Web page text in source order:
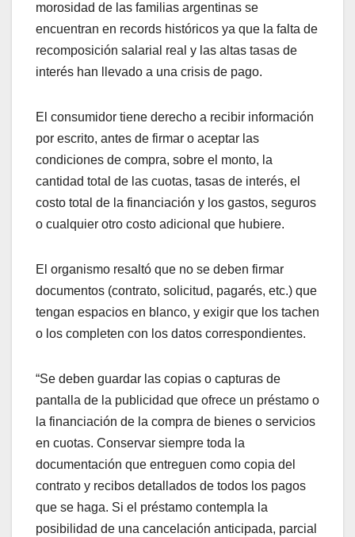
morosidad de las familias argentinas se
encuentran en records históricos ya que la falta de
recomposición salarial real y las altas tasas de
interés han llevado a una crisis de pago.
El consumidor tiene derecho a recibir información
por escrito, antes de firmar o aceptar las
condiciones de compra, sobre el monto, la
cantidad total de las cuotas, tasas de interés, el
costo total de la financiación y los gastos, seguros
o cualquier otro costo adicional que hubiere.
El organismo resaltó que no se deben firmar
documentos (contrato, solicitud, pagarés, etc.) que
tengan espacios en blanco, y exigir que los tachen
o los completen con los datos correspondientes.
“Se deben guardar las copias o capturas de
pantalla de la publicidad que ofrece un préstamo o
la financiación de la compra de bienes o servicios
en cuotas. Conservar siempre toda la
documentación que entreguen como copia del
contrato y recibos detallados de todos los pagos
que se haga. Si el préstamo contempla la
posibilidad de una cancelación anticipada, parcial